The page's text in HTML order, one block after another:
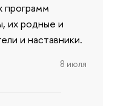
программ
их родные и
и наставники.
8 июля